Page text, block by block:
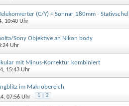
(C/Y) + Sonnar 180mm -
10:40 Uhr
Sony Objektive an Nikon body
Uhr
mit Minus-Korrektur kombiniert
15:43 Uhr
im Makrobereich
07:56 Uhr 1 2